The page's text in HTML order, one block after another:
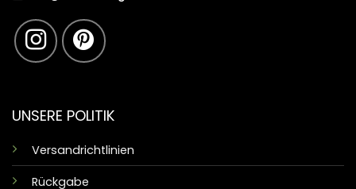
UNSERE POLITIK
Versandrichtlinien
Rückgabe